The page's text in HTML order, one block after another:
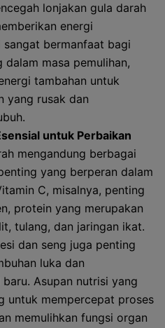
lonjakan gula darah
energi
sangat bermanfaat bagi
masa pemulihan,
tambahan untuk
yang rusak dan
untuk Perbaikan
mengandung berbagai
yang berperan dalam
C, misalnya, penting
protein yang merupakan
tulang, dan jaringan ikat.
dan seng juga penting
luka dan
Asupan nutrisi yang
untuk mempercepat proses
memulihkan fungsi organ